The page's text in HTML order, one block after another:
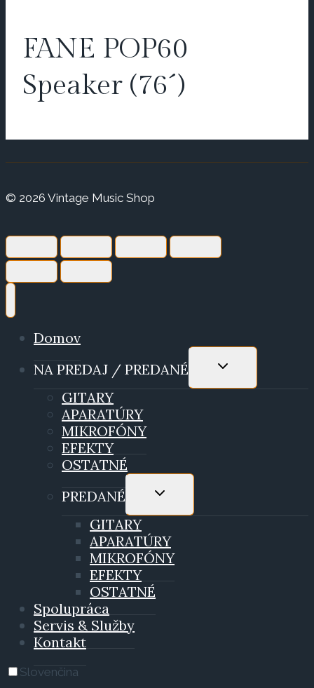
FANE POP60
Speaker (76´)
© 2026 Vintage Music Shop
Domov
NA PREDAJ / PREDANÉ
TOGGLE
MENU
GITARY
APARATÚRY
MIKROFÓNY
EFEKTY
OSTATNÉ
PREDANÉ
TOGGLE
MENU
GITARY
APARATÚRY
MIKROFÓNY
EFEKTY
OSTATNÉ
Spolupráca
Servis & Služby
Kontakt
Slovenčina